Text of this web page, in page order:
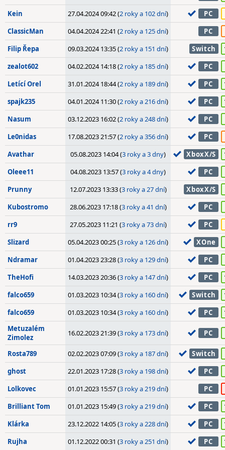
Kein
27.04.2024 09:42 (2 roky a 102 dní)
PC
ClassicMan
04.04.2024 22:41 (2 roky a 125 dní)
PC
Filip Řepa
09.03.2024 13:35 (2 roky a 151 dní) Switch
zealot602 04.02.2024 14:18 (2 roky a 185 dní)
PC
Letící Orel
31.01.2024 18:44 (2 roky a 189 dní) PC
spajk235 04.01.2024 11:30 (2 roky a 216 dní) PC
Nasum 03.12.2023 16:02 (2 roky a 248 dní)
PC
Le0nidas
17.08.2023 21:57 (2 roky a 356 dní)
PC
Avathar
05.08.2023 14:04 (3 roky a 3 dny) XboxX/S
Oleee11 04.08.2023 13:57 (3 roky a 4 dny)
PC
Prunny
12.07.2023 13:33 (3 roky a 27 dní)
XboxX/S
Kubostromo
28.06.2023 17:18 (3 roky a 41 dní)
PC
rr9
27.05.2023 11:21 (3 roky a 73 dní)
PC
Slizard
05.04.2023 00:25 (3 roky a 126 dní)
XOne
Ndramar
01.04.2023 23:28 (3 roky a 129 dní)
PC
TheHofi
14.03.2023 20:36 (3 roky a 147 dní) PC
falco659 01.03.2023 10:34 (3 roky a 160 dní) Switch
falco659 01.03.2023 10:34 (3 roky a 160 dní) PC
Metuzalém
Zimolez
16.02.2023 21:39 (3 roky a 173 dní) PC
Rosta789 02.02.2023 07:09 (3 roky a 187 dní)
Switch
ghost
22.01.2023 17:28 (3 roky a 198 dní)
PC
Lolkovec
01.01.2023 15:57 (3 roky a 219 dní)
PC
Brilliant Tom
01.01.2023 15:49 (3 roky a 219 dní) PC
Klárka 23.12.2022 14:05 (3 roky a 228 dní) PC
Rujha 01.12.2022 00:31 (3 roky a 251 dní) PC